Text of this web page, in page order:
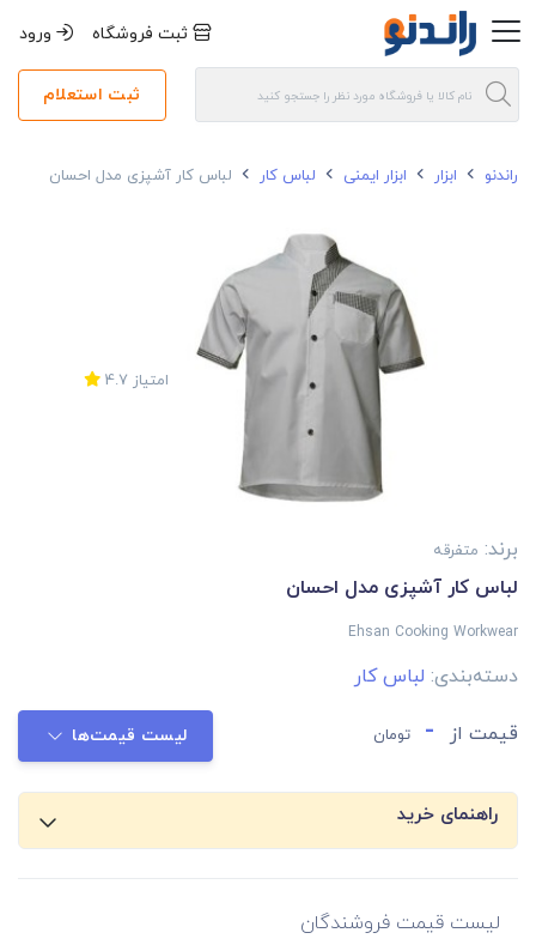
ثبت فروشگاه ورود
ثبت استعلام
راندنو ابزار ابزار ایمنی لباس کار لباس کار آشپزی مدل احسان
امتیاز 4.7
برند: متفرقه
لباس کار آشپزی مدل احسان
Ehsan Cooking Workwear
دسته‌بندی: لباس کار
قیمت از - تومان لیست قیمت‌ها
راهنمای خرید
لیست قیمت فروشندگان